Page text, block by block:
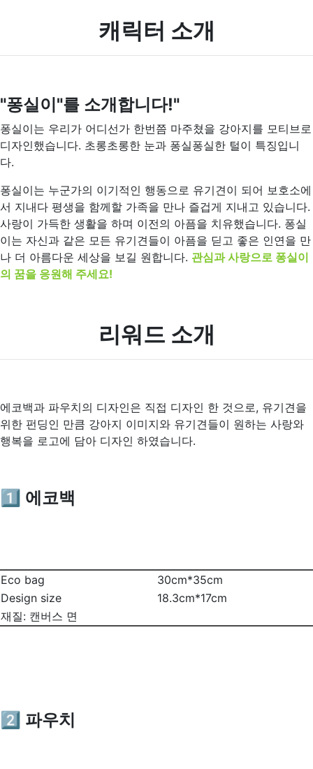
캐릭터 소개
"퐁실이"를 소개합니다!"
퐁실이는 우리가 어디선가 한번쯤 마주쳤을 강아지를 모티브로
디자인했습니다. 초롱초롱한 눈과 퐁실퐁실한 털이 특징입니
다.
퐁실이는 누군가의 이기적인 행동으로 유기견이 되어 보호소에
서 지내다 평생을 함께할 가족을 만나 즐겁게 지내고 있습니다.
사랑이 가득한 생활을 하며 이전의 아픔을 치유했습니다. 퐁실
이는 자신과 같은 모든 유기견들이 아픔을 딛고 좋은 인연을 만
나 더 아름다운 세상을 보길 원합니다. 관심과 사랑으로 퐁실이
의 꿈을 응원해 주세요!
리워드 소개
에코백과 파우치의 디자인은 직접 디자인 한 것으로, 유기견을
위한 펀딩인 만큼 강아지 이미지와 유기견들이 원하는 사랑와
행복을 로고에 담아 디자인 하였습니다.
1️⃣ 에코백
Eco bag
30cm*35cm
Design size
18.3cm*17cm
재질: 캔버스 면
2️⃣ 파우치